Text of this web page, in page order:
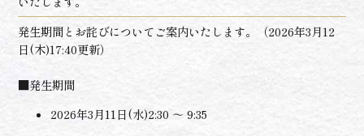
発生期間とお詫びについてご案内いたします。（2026年3月12
日(木)17:40更新）
■発生期間
2026年3月11日(水)2:30 ～ 9:35